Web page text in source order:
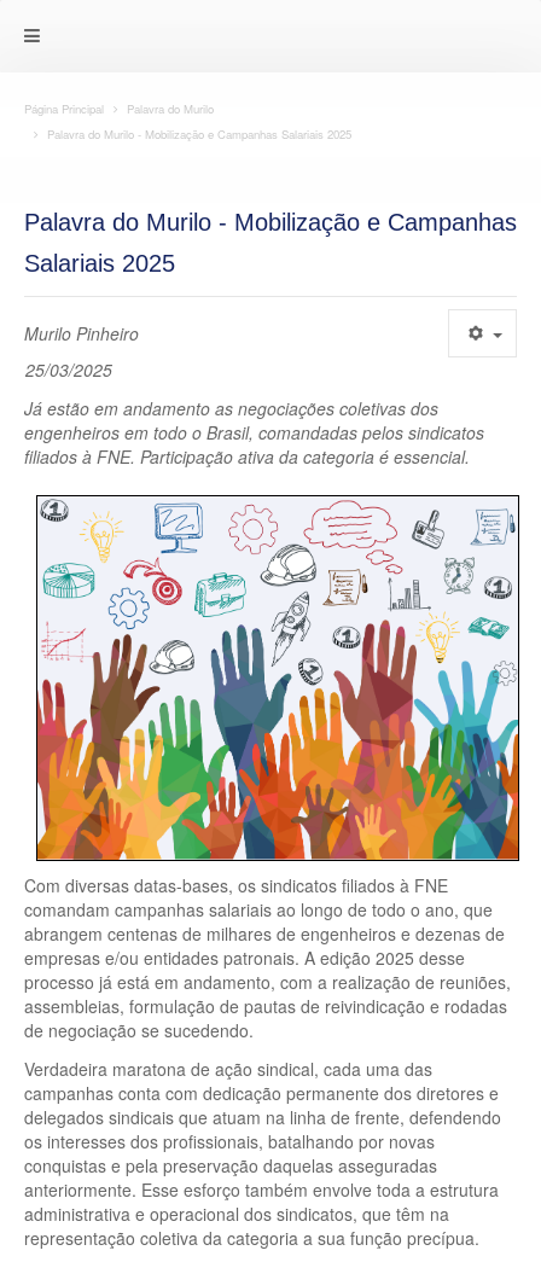
Página Principal
Palavra do Murilo
Palavra do Murilo - Mobilização e Campanhas Salariais 2025
Palavra do Murilo - Mobilização e Campanhas
Salariais 2025
Murilo Pinheiro
25/03/2025
Já estão em andamento as negociações coletivas dos
engenheiros em todo o Brasil, comandadas pelos sindicatos
filiados à FNE. Participação ativa da categoria é essencial.
Com diversas datas-bases, os sindicatos filiados à FNE
comandam campanhas salariais ao longo de todo o ano, que
abrangem centenas de milhares de engenheiros e dezenas de
empresas e/ou entidades patronais. A edição 2025 desse
processo já está em andamento, com a realização de reuniões,
assembleias, formulação de pautas de reivindicação e rodadas
de negociação se sucedendo.
Verdadeira maratona de ação sindical, cada uma das
campanhas conta com dedicação permanente dos diretores e
delegados sindicais que atuam na linha de frente, defendendo
os interesses dos profissionais, batalhando por novas
conquistas e pela preservação daquelas asseguradas
anteriormente. Esse esforço também envolve toda a estrutura
administrativa e operacional dos sindicatos, que têm na
representação coletiva da categoria a sua função precípua.